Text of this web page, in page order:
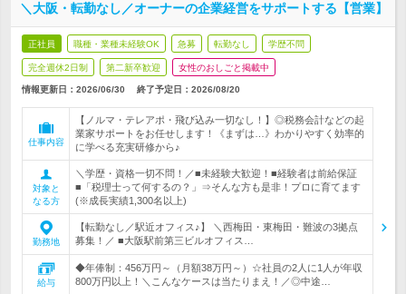
＼大阪・転勤なし／オーナーの企業経営をサポートする【営業】
正社員 職種・業種未経験OK 急募 転勤なし 学歴不問
完全週休2日制 第二新卒歓迎 女性のおしごと掲載中
情報更新日：2026/06/30 終了予定日： 2026/08/20
仕事内容
【ノルマ・テレアポ・飛び込み一切なし！】◎税務会計などの起
業家サポートをお任せします！《まずは…》わかりやすく効率的
に学べる充実研修から♪
対象と
なる方
＼学歴・資格一切不問！／■未経験大歓迎！■経験者は前給保証
■「税理士って何するの？」⇒そんな方も是非！プロに育てます
(※成長実績1,300名以上)
勤務地
【転勤なし／駅近オフィス♪】 ＼西梅田・東梅田・難波の3拠点
募集！／ ■大阪駅前第三ビルオフィス…
給与
◆年俸制：456万円～（月額38万円～）☆社員の2人に1人が年収
800万円以上！＼こんなケースは当たりまえ！／◎中途…